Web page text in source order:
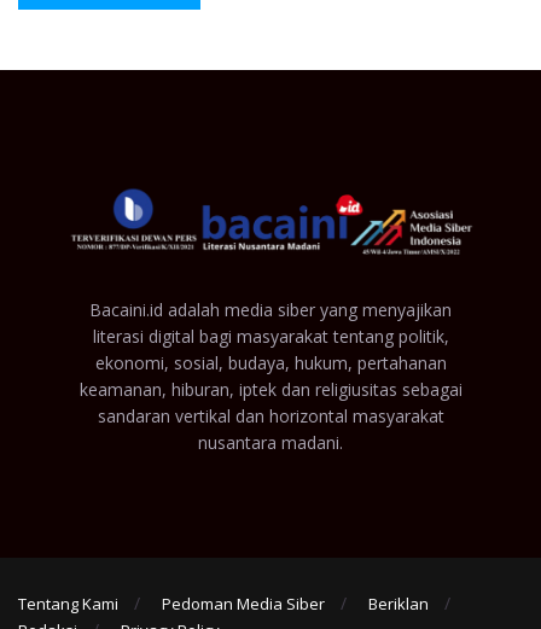
Bacaini.id adalah media siber yang menyajikan
literasi digital bagi masyarakat tentang politik,
ekonomi, sosial, budaya, hukum, pertahanan
keamanan, hiburan, iptek dan religiusitas sebagai
sandaran vertikal dan horizontal masyarakat
nusantara madani.
Tentang Kami Pedoman Media Siber
Beriklan